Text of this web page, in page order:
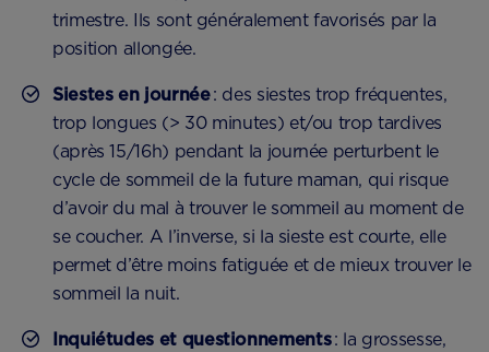
trimestre. Ils sont généralement favorisés par la
position allongée.
Siestes en journée: des siestes trop fréquentes,
trop longues (> 30 minutes) et/ou trop tardives
(après 15/16h) pendant la journée perturbent le
cycle de sommeil de la future maman, qui risque
d’avoir du mal à trouver le sommeil au moment de
se coucher. A l’inverse, si la sieste est courte, elle
permet d’être moins fatiguée et de mieux trouver le
sommeil la nuit.
Inquiétudes et questionnements: la grossesse,